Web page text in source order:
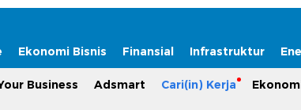
Ekonomi Bisnis Finansial Infrastruktur
Business Adsmart Cari(in) Kerja